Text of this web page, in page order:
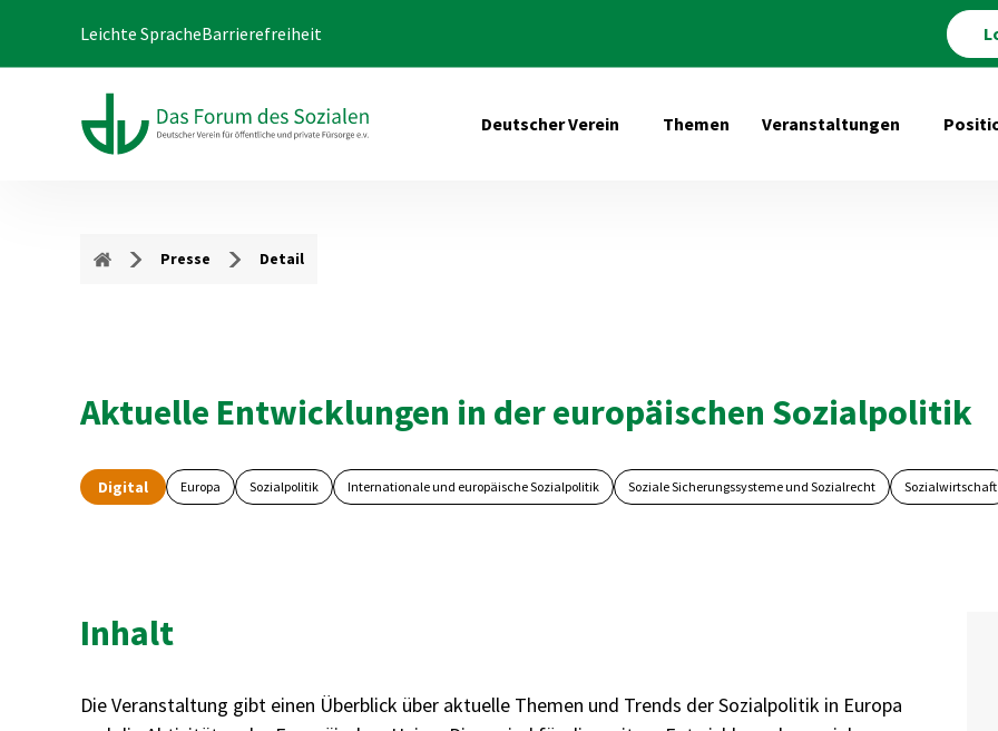
Leichte SpracheBarrierefreiheit
Deutscher Verein Themen Veranstaltungen
Presse Detail
Aktuelle Entwicklungen in der europäischen Sozialpolitik
Digital Europa Sozialpolitik Internationale und europäische Sozialpolitik Soziale Sicherungssysteme und Sozialrecht Sozialwirtschaft
Inhalt
Die Veranstaltung gibt einen Überblick über aktuelle Themen und Trends der Sozialpolitik in Europa